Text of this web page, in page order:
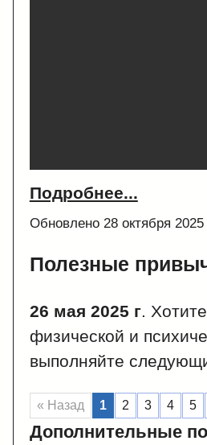
Подробнее...
Обновлено 28 октября 2025
Полезные
26 мая 2025 г.
физической и
выполняйте
« Назад 1 2 3 4 5
Дополнительные